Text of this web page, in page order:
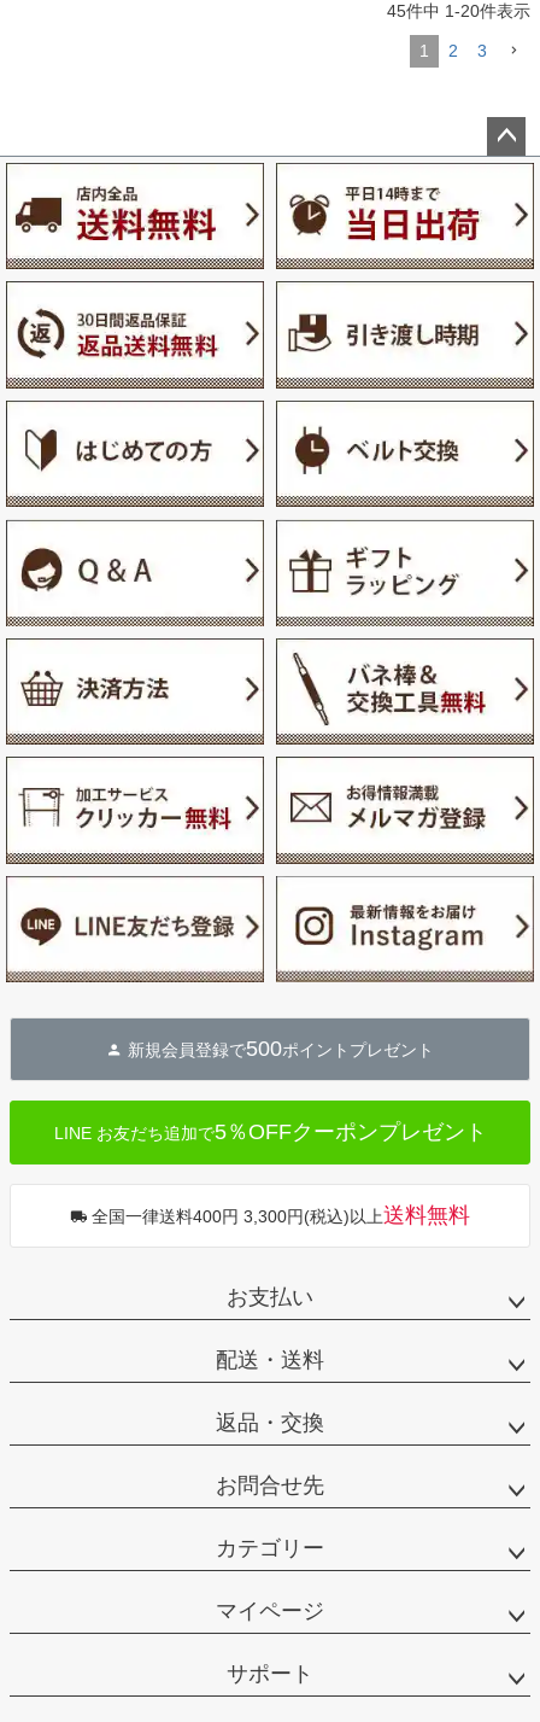
45件中 1-20件表示
1 2 3
ペー
ップ
新規会員登録で500ポイントプレゼント
LINE お友だち追加で5％OFFクーポンプレゼント
全国一律送料400円 3,300円(税込)以上送料無料
お支払い
配送・送料
返品・交換
お問合せ先
カテゴリー
マイページ
サポート